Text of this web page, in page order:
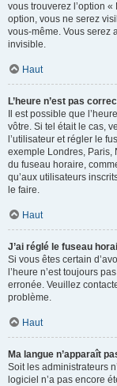
vous trouverez l’option
option, vous ne serez
vous-même. Vous serez
invisible.
Haut
L’heure n’est pas
Il est possible que
vôtre. Si tel était le cas,
l’utilisateur et régler le
exemple Londres, Paris,
du fuseau horaire,
qu’aux utilisateurs
le faire.
Haut
J’ai réglé le fuseau
Si vous êtes certain
l’heure n’est toujours
erronée. Veuillez
problème.
Haut
Ma langue n’apparaît
Soit les administrateurs
logiciel n’a pas encore